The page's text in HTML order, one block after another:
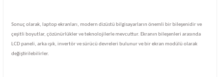
Sonuç olarak, laptop ekranları, modern dizüstü bilgisayarların önemli bir bileşenidir ve
çeşitli boyutlar, çözünürlükler ve teknolojilerle mevcuttur. Ekranın bileşenleri arasında
LCD paneli, arka ışık, invertör ve sürücü devreleri bulunur ve bir ekran modülü olarak
değiştirilebilirler.